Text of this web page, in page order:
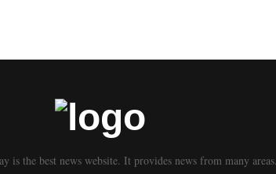
is the best news website. It provides news from many